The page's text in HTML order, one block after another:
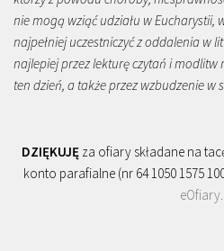
nie mogą wziąć udziału w Eucharystii,
najpełniej uczestniczyć z oddalenia w
najlepiej przez lekturę czytań i
ten dzień, a także przez wzbudzenie
DZIĘKUJĘ za ofiary składane na
konto parafialne (nr 64 1050 1575
eOfiary